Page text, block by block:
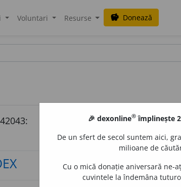
Voluntari Resurse savings Donează
🎉 dexonline® împlinește
De un sfert de secol suntem aici,
milioane de
Cu o mică donație aniversară ne-
cuvintele la îndemâna